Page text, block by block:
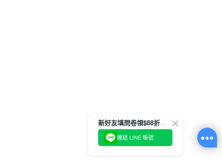
新好友填問卷領$88折扣金
連結 LINE 帳號